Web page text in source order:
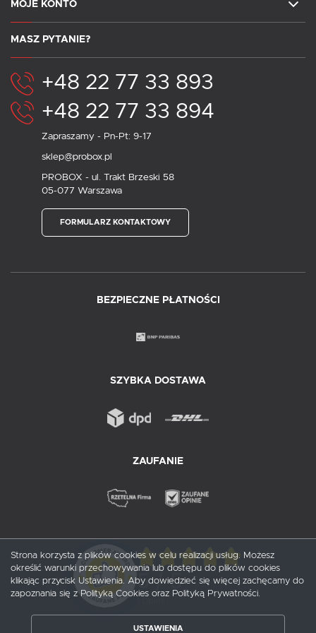
MOJE KONTO
MASZ PYTANIE?
+48 22 77 33 893
+48 22 77 33 894
Zapraszamy - Pn-Pt: 9-17
sklep@probox.pl
PROBOX - ul. Trakt Brzeski 58
05-077 Warszawa
FORMULARZ KONTAKTOWY
BEZPIECZNE PŁATNOŚCI
SZYBKA DOSTAWA
ZAUFANIE
5/ 5
Strona korzysta z plików cookies w celu realizacji usług. Możesz
określić warunki przechowywania lub dostępu do plików cookies
klikając przycisk Ustawienia. Aby dowiedzieć się więcej zachęcamy do
zapoznania się z Polityką Cookies oraz Polityką Prywatności.
USTAWIENIA